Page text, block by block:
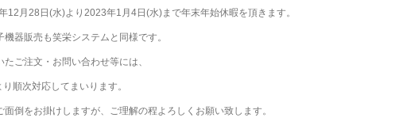
12月28日(水)より2023年1月4日(水)まで年末年始休暇を頂きます。
機器販売も笑栄システムと同様です。
たご注文・お問い合わせ等には、
順次対応してまいります。
面倒をお掛けしますが、ご理解の程よろしくお願い致します。